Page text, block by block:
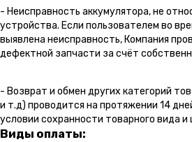
- Неисправность аккумулятора, не
устройства. Если пользователем во
выявлена неисправность, Компания
дефектной запчасти за счёт
- Возврат и обмен других категорий
и т.д) проводится на протяжении 14
условии сохранности товарного вида и
Виды оплаты: